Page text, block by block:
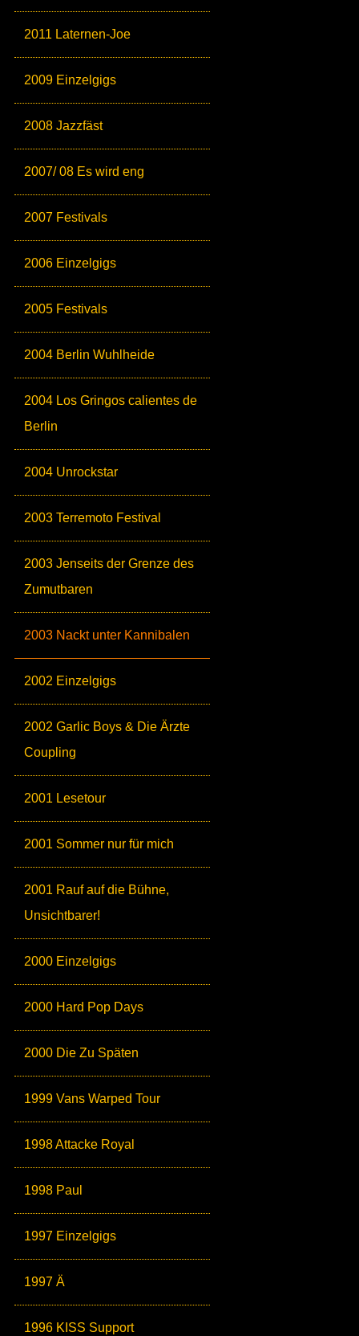
2011 Laternen-Joe
2009 Einzelgigs
2008 Jazzfäst
2007/ 08 Es wird eng
2007 Festivals
2006 Einzelgigs
2005 Festivals
2004 Berlin Wuhlheide
2004 Los Gringos calientes de
Berlin
2004 Unrockstar
2003 Terremoto Festival
2003 Jenseits der Grenze des
Zumutbaren
2003 Nackt unter Kannibalen
2002 Einzelgigs
2002 Garlic Boys & Die Ärzte
Coupling
2001 Lesetour
2001 Sommer nur für mich
2001 Rauf auf die Bühne,
Unsichtbarer!
2000 Einzelgigs
2000 Hard Pop Days
2000 Die Zu Späten
1999 Vans Warped Tour
1998 Attacke Royal
1998 Paul
1997 Einzelgigs
1997 Ä
1996 KISS Support